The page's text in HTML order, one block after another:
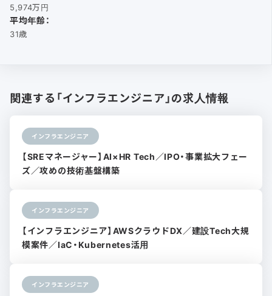
5,974万円
平均年齢：
31歳
関連する「インフラエンジニア」の求人情報
インフラエンジニア
【SREマネージャー】AI×HR Tech／IPO・事業拡大フェー
ズ／攻めの技術基盤構築
インフラエンジニア
【インフラエンジニア】AWSクラウドDX／建設Tech大規
模案件／IaC・Kubernetes活用
インフラエンジニア